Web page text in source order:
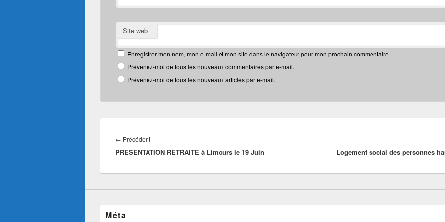
Site web
Enregistrer mon nom, mon e-mail et mon site dans le navigateur pour mon prochain commentaire.
Prévenez-moi de tous les nouveaux commentaires par e-mail.
Prévenez-moi de tous les nouveaux articles par e-mail.
de
l’article
← PrécédentArticle
précédent :
PRESENTATION RETRAITE à Limours le 19 Juin Logement social des personnes
Méta